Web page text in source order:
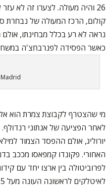
26 והיה מעולה. לצערו זה לא
קולום, הרכז המעולה של נבחרת
נראה לא רע בכלל מבחינתו,
כאשר הפסידה לפנרבחצ'ה
Madrid
מי שהצטרף לקבוצת צמרת הוא
לאחר הפציעה של אנתוני
יורוליג, אולם ההפסד הצמוד
האחורי. פקונדו קמפאסו מככב
לפרוביטולה בין ארצו יחד עם